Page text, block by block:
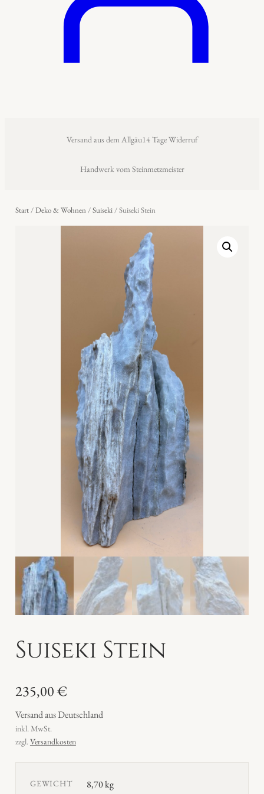
Versand aus dem Allgäu14 Tage Widerruf
Handwerk vom Steinmetzmeister
Start/Deko & Wohnen/Suiseki/ Suiseki Stein
Suiseki Stein
235,00€
Versand aus Deutschland
inkl. MwSt.
zzgl.Versandkosten
GEWICHT 8,70 kg